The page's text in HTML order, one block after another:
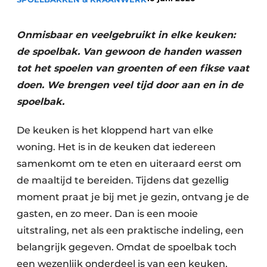
Privacy / Cookie statement
Video’s
Onmisbaar en veelgebruikt in elke keuken:
de spoelbak. Van gewoon de handen wassen
tot het spoelen van groenten of een fikse vaat
doen. We brengen veel tijd door aan en in de
spoelbak.
De keuken is het kloppend hart van elke
woning. Het is in de keuken dat iedereen
samenkomt om te eten en uiteraard eerst om
de maaltijd te bereiden. Tijdens dat gezellig
moment praat je bij met je gezin, ontvang je de
gasten, en zo meer. Dan is een mooie
uitstraling, net als een praktische indeling, een
belangrijk gegeven. Omdat de spoelbak toch
een wezenlijk onderdeel is van een keuken,